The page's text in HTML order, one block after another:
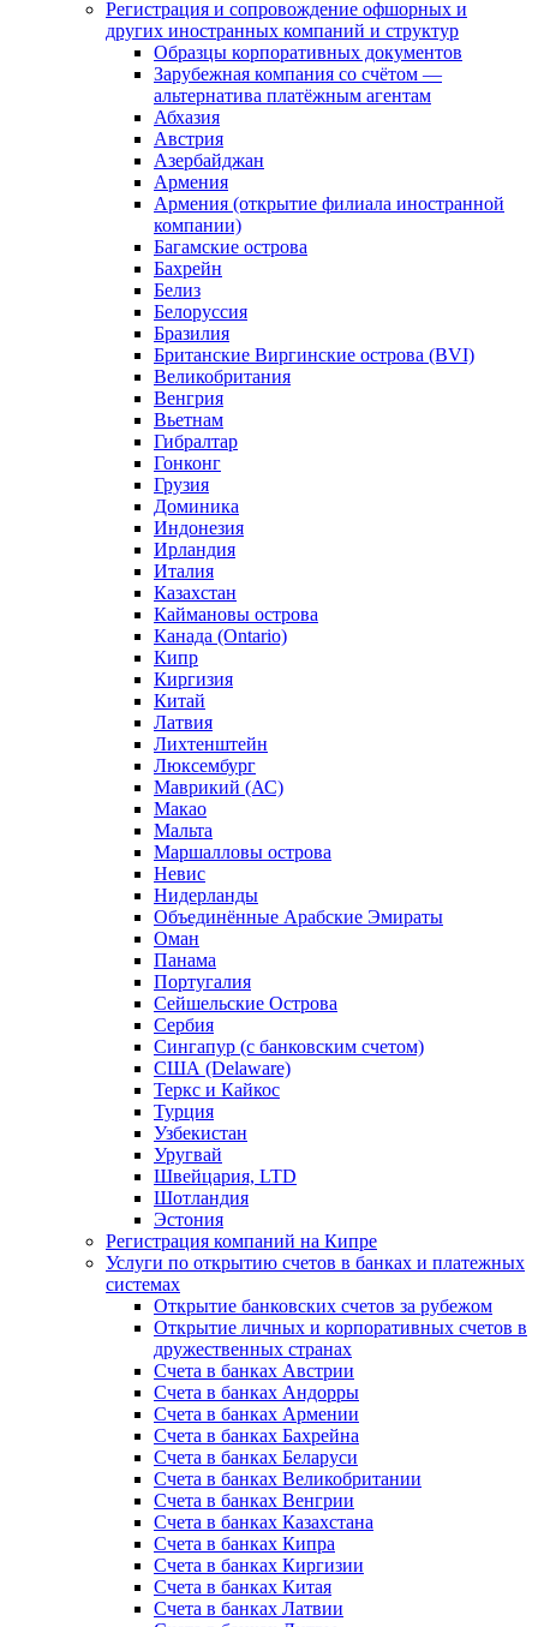
Регистрация и сопровождение офшорных и
других иностранных компаний и структур
Образцы корпоративных документов
Зарубежная компания со счётом —
альтернатива платёжным агентам
Абхазия
Австрия
Азербайджан
Армения
Армения (открытие филиала иностранной
компании)
Багамские острова
Бахрейн
Белиз
Белоруссия
Бразилия
Британские Виргинские острова (BVI)
Великобритания
Венгрия
Вьетнам
Гибралтар
Гонконг
Грузия
Доминика
Индонезия
Ирландия
Италия
Казахстан
Каймановы острова
Канада (Ontario)
Кипр
Киргизия
Китай
Латвия
Лихтенштейн
Люксембург
Маврикий (АС)
Макао
Мальта
Маршалловы острова
Нeвис
Нидерланды
Объединённые Арабские Эмираты
Оман
Панама
Португалия
Сейшельские Острова
Сербия
Сингапур (c банковским счетом)
США (Delaware)
Теркс и Кайкос
Турция
Узбекистан
Уругвай
Швейцария, LTD
Шотландия
Эстония
Регистрация компаний на Кипре
Услуги по открытию счетов в банках и платежных
системах
Открытие банковских счетов за рубежом
Открытие личных и корпоративных счетов в
дружественных странах
Счета в банках Австрии
Счета в банках Андорры
Счета в банках Армении
Счета в банках Бахрейна
Счета в банках Беларуси
Счета в банках Великобритании
Счета в банках Венгрии
Счета в банках Казахстана
Счета в банках Кипра
Счета в банках Киргизии
Счета в банках Китая
Счета в банках Латвии